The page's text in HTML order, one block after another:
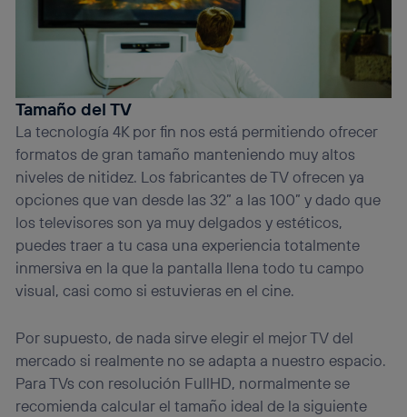
Tamaño del TV
La tecnología 4K por fin nos está permitiendo ofrecer
formatos de gran tamaño manteniendo muy altos
niveles de nitidez. Los fabricantes de TV ofrecen ya
opciones que van desde las 32” a las 100” y dado que
los televisores son ya muy delgados y estéticos,
puedes traer a tu casa una experiencia totalmente
inmersiva en la que la pantalla llena todo tu campo
visual, casi como si estuvieras en el cine.
Por supuesto, de nada sirve elegir el mejor TV del
mercado si realmente no se adapta a nuestro espacio.
Para TVs con resolución FullHD, normalmente se
recomienda calcular el tamaño ideal de la siguiente